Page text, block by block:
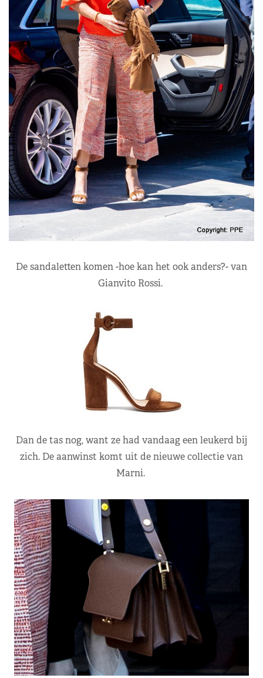
De sandaletten komen -hoe kan het ook anders?- van
Gianvito Rossi.
Dan de tas nog, want ze had vandaag een leukerd bij
zich. De aanwinst komt uit de nieuwe collectie van
Marni.